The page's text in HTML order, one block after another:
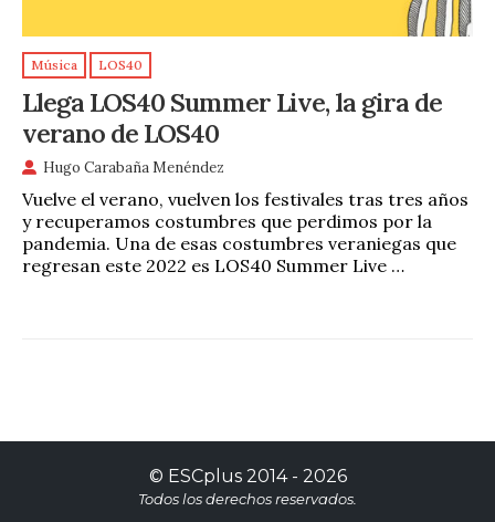
Música LOS40
Llega LOS40 Summer Live, la gira de
verano de LOS40
Hugo Carabaña Menéndez
Vuelve el verano, vuelven los festivales tras tres años
y recuperamos costumbres que perdimos por la
pandemia. Una de esas costumbres veraniegas que
regresan este 2022 es LOS40 Summer Live …
© ESCplus2014 - 2026
Todos los derechos reservados.